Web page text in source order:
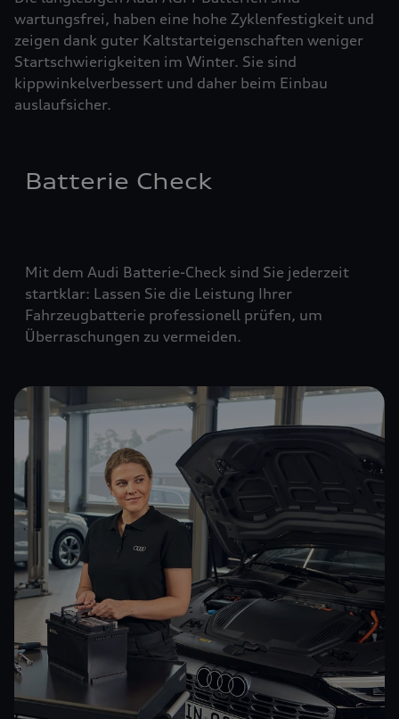
wartungsfrei, haben eine hohe Zyklenfestigkeit und
zeigen dank guter Kaltstarteigenschaften weniger
Startschwierigkeiten im Winter. Sie sind
kippwinkelverbessert und daher beim Einbau
auslaufsicher.
Batterie Check
Mit dem Audi Batterie-Check sind Sie jederzeit
startklar: Lassen Sie die Leistung Ihrer
Fahrzeugbatterie professionell prüfen, um
Überraschungen zu vermeiden.